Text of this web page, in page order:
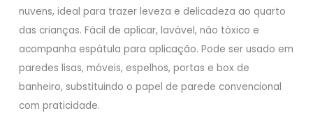
nuvens, ideal para trazer leveza e delicadeza ao quarto
das crianças. Fácil de aplicar, lavável, não tóxico e
acompanha espátula para aplicação. Pode ser usado em
paredes lisas, móveis, espelhos, portas e box de
banheiro, substituindo o papel de parede convencional
com praticidade.